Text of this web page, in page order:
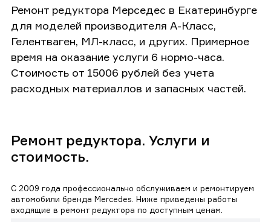
Ремонт редуктора Мерседес в Екатеринбурге
для моделей производителя А-Класс,
Гелентваген, МЛ-класс, и других. Примерное
время на оказание услуги 6 нормо-часа.
Стоимость от 15006 рублей без учета
расходных материаллов и запасных частей.
Ремонт редуктора. Услуги и
стоимость.
С 2009 года профессионально обслуживаем и ремонтируем
автомобили бренда Mercedes. Ниже приведены работы
входящие в ремонт редуктора по доступным ценам.